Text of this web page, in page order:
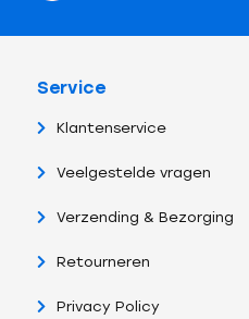
Service
Klantenservice
Veelgestelde vragen
Verzending & Bezorging
Retourneren
Privacy Policy